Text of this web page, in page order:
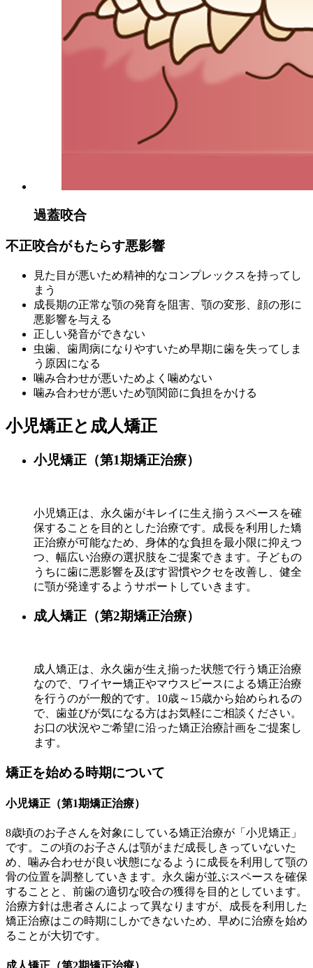
過蓋咬合
不正咬合がもたらす悪影響
見た目が悪いため精神的なコンプレックスを持ってし
まう
成⻑期の正常な顎の発育を阻害、顎の変形、顔の形に
悪影響を与える
正しい発音ができない
虫歯、歯周病になりやすいため早期に歯を失ってしま
う原因になる
噛み合わせが悪いためよく噛めない
噛み合わせが悪いため顎関節に負担をかける
小児矯正と成人矯正
小児矯正（第1期矯正治療）
小児矯正は、永久歯がキレイに生え揃うスペースを確
保することを目的とした治療です。成長を利用した矯
正治療が可能なため、身体的な負担を最小限に抑えつ
つ、幅広い治療の選択肢をご提案できます。子どもの
うちに歯に悪影響を及ぼす習慣やクセを改善し、健全
に顎が発達するようサポートしていきます。
成人矯正（第2期矯正治療）
成人矯正は、永久歯が生え揃った状態で行う矯正治療
なので、ワイヤー矯正やマウスピースによる矯正治療
を行うのが一般的です。10歳～15歳から始められるの
で、歯並びが気になる方はお気軽にご相談ください。
お口の状況やご希望に沿った矯正治療計画をご提案し
ます。
矯正を始める時期について
小児矯正（第1期矯正治療）
8歳頃のお子さんを対象にしている矯正治療が「小児矯正」
です。この頃のお子さんは顎がまだ成長しきっていないた
め、噛み合わせが良い状態になるように成長を利用して顎の
骨の位置を調整していきます。永久歯が並ぶスペースを確保
することと、前歯の適切な咬合の獲得を目的としています。
治療方針は患者さんによって異なりますが、成長を利用した
矯正治療はこの時期にしかできないため、早めに治療を始め
ることが大切です。
成人矯正（第2期矯正治療）